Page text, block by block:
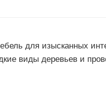
для изысканных
виды деревьев и